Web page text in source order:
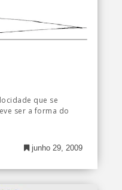
que se
ser a forma do
junho 29, 2009